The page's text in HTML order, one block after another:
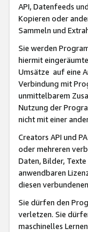
API, Datenfeeds
Kopieren oder
Sammeln und
Sie werden
hiermit
Umsätze auf eine
Verbindung mit
unmittelbarem
Nutzung der
nicht mit einer
Creators API und
oder mehreren
Daten, Bilder,
anwendbaren
diesen
Sie dürfen den
verletzen. Sie
maschinelles